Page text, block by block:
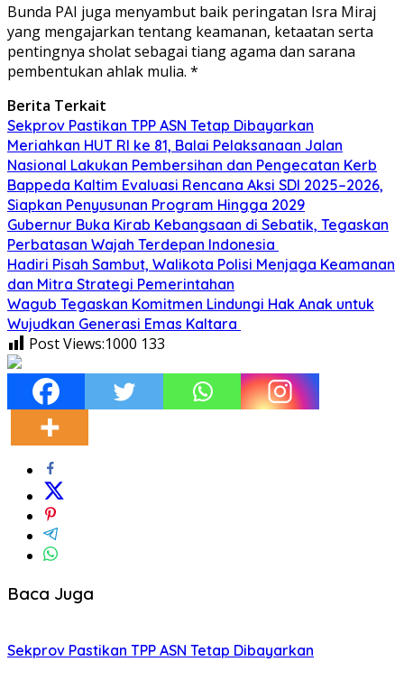
Bunda PAI juga menyambut baik peringatan Isra Miraj
yang mengajarkan tentang keamanan, ketaatan serta
pentingnya sholat sebagai tiang agama dan sarana
pembentukan ahlak mulia. *
Berita Terkait
Sekprov Pastikan TPP ASN Tetap Dibayarkan
Meriahkan HUT RI ke 81, Balai Pelaksanaan Jalan
Nasional Lakukan Pembersihan dan Pengecatan Kerb
Bappeda Kaltim Evaluasi Rencana Aksi SDI 2025–2026,
Siapkan Penyusunan Program Hingga 2029
Gubernur Buka Kirab Kebangsaan di Sebatik, Tegaskan
Perbatasan Wajah Terdepan Indonesia
Hadiri Pisah Sambut, Walikota Polisi Menjaga Keamanan
dan Mitra Strategi Pemerintahan
Wagub Tegaskan Komitmen Lindungi Hak Anak untuk
Wujudkan Generasi Emas Kaltara
Post Views:1000 133
Baca Juga
Sekprov Pastikan TPP ASN Tetap Dibayarkan